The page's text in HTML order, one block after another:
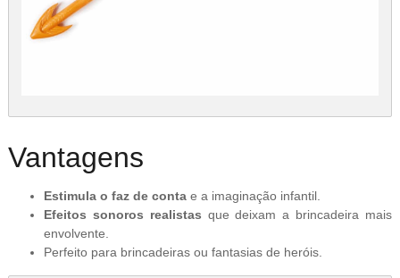
Vantagens
Estimula o faz de contae a imaginação infantil.
Efeitos sonoros realistas que deixam a brincadeira mais
envolvente.
Perfeito para brincadeiras ou fantasias de heróis.